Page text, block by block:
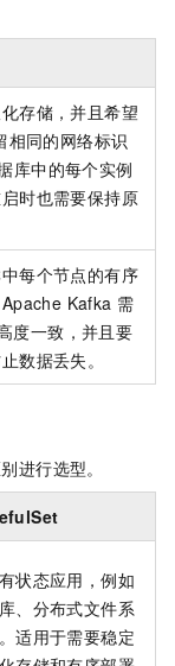
存储，并且希望
相同的网络标识
库中的每个实例
时也需要保持原
每个节点的有序
Kafka 需
度一致，并且要
数据丢失。
进行选型。
状态应用，例如
、分布式文件系
适用于需要稳定